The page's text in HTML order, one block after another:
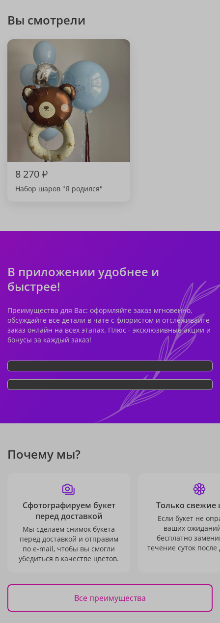
Вы смотрели
8 270₽
Набор шаров "Я родился"
В приложении удобнее и
быстрее!
Преимущества для Вас: оформляйте заказ мгновенно,
обсуждайте все детали в чате с флористом и отслеживайте
заказ онлайн на всех этапах. Плюс - эксклюзивные акции и
бонусы за каждый заказ!
Почему мы?
Сфотографируем букет
перед доставкой
Мы сделаем снимок букета
перед доставкой и отправим
по e-mail, чтобы вы смогли
убедиться в качестве цветов.
Только свежие
Если букет не
ваших
бесплатно
течение суток после
Все преимущества